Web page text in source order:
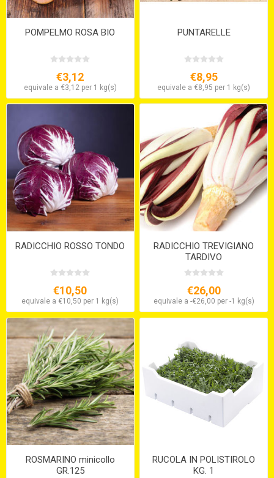
POMPELMO ROSA BIO
€3,12
equivale a €3,12 per 1 kg(s)
PUNTARELLE
€8,95
equivale a €8,95 per 1 kg(s)
RADICCHIO ROSSO TONDO
€10,50
equivale a €10,50 per 1 kg(s)
RADICCHIO TREVIGIANO
TARDIVO
€26,00
equivale a -€26,00 per -1 kg(s)
ROSMARINO minicollo
GR.125
RUCOLA IN POLISTIROLO
KG. 1